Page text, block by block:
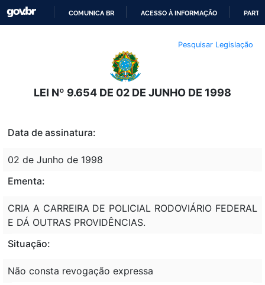
O
CONTEÚDO
COMUNICA BR ACESSO À INFORMAÇÃO
Pesquisar Legislação
LEI Nº 9.654 DE 02 DE JUNHO DE 1998
Data de assinatura:
02 de Junho de 1998
Ementa:
CRIA A CARREIRA DE POLICIAL RODOVIÁRIO FEDERAL
E DÁ OUTRAS PROVIDÊNCIAS.
Situação:
Não consta revogação expressa